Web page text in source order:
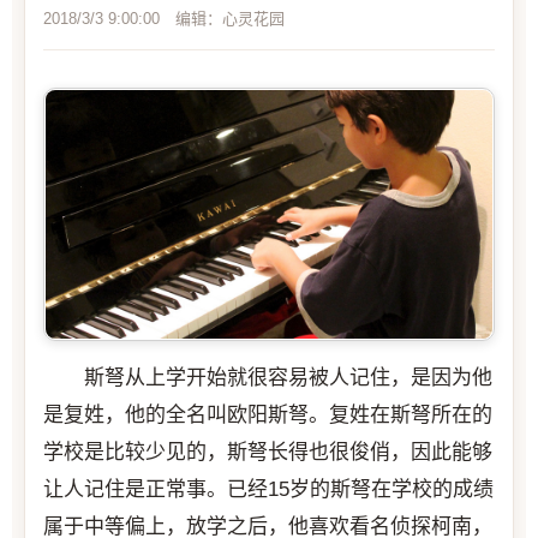
2018/3/3 9:00:00 编辑：心灵花园
斯弩从上学开始就很容易被人记住，是因为他
是复姓，他的全名叫欧阳斯弩。复姓在斯弩所在的
学校是比较少见的，斯弩长得也很俊俏，因此能够
让人记住是正常事。已经15岁的斯弩在学校的成绩
属于中等偏上，放学之后，他喜欢看名侦探柯南，